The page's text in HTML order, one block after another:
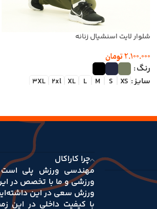
شلوار لایت اسنشیال زنانه
2.100.000تومان
رنگ
سایز XS
S
M
L
XL
2xl
3XL
چرا کاراکال
مهندسی ورزش پلی
ورزشی و ما با تخصص در
ورزش سعی در این
با کیفیت داخلی در این